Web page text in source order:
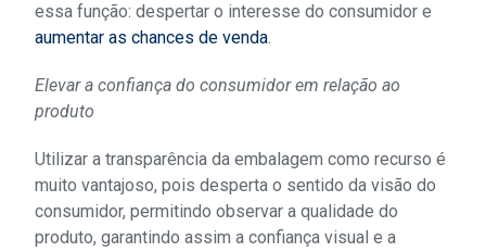
essa função: despertar o interesse do consumidor e
aumentar as chances de venda.
Elevar a confiança do consumidor em relação ao
produto
Utilizar a transparência da embalagem como recurso é
muito vantajoso, pois desperta o sentido da visão do
consumidor, permitindo observar a qualidade do
produto, garantindo assim a confiança visual e a